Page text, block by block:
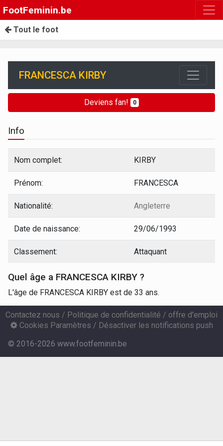
FootFeminin.be
Tout le foot
FRANCESCA KIRBY
Deviens fan! 0
Info
Nom complet: KIRBY
Prénom: FRANCESCA
Nationalité: Angleterre
Date de naissance: 29/06/1993
Classement: Attaquant
Quel âge a FRANCESCA KIRBY ?
L'âge de FRANCESCA KIRBY est de 33 ans.
Contactez nous / Politique de confidentialité / offre d'emploi
Cookies Paramètres / Désactiver les notifications push
© 2016-2026 www.footfeminin.be